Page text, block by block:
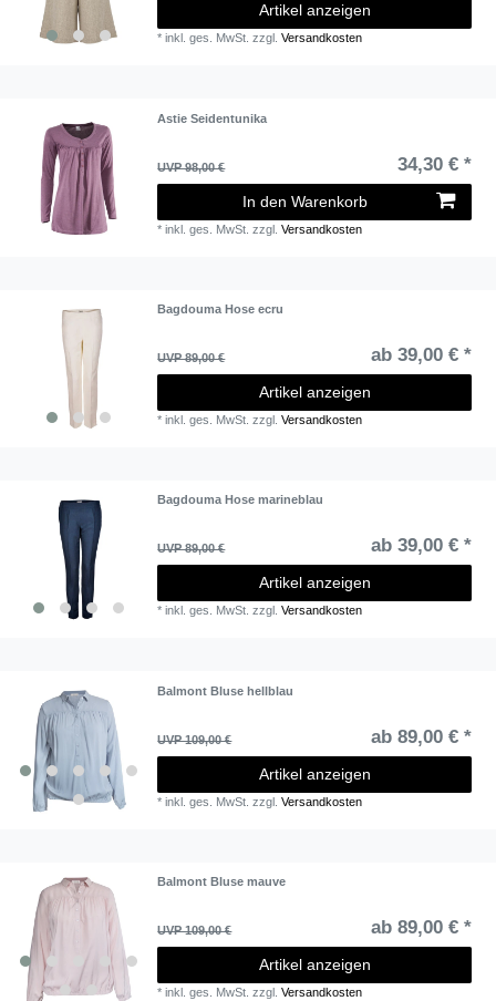
Artikel anzeigen
*inkl. ges. MwSt. zzgl.Versandkosten
Astie Seidentunika
UVP 98,00 € 34,30 € *
In den Warenkorb
*inkl. ges. MwSt. zzgl.Versandkosten
Bagdouma Hose ecru
UVP 89,00 € ab 39,00 € *
Artikel anzeigen
*inkl. ges. MwSt. zzgl.Versandkosten
Bagdouma Hose marineblau
UVP 89,00 € ab 39,00 € *
Artikel anzeigen
*inkl. ges. MwSt. zzgl.Versandkosten
Balmont Bluse hellblau
UVP 109,00 € ab 89,00 € *
Artikel anzeigen
*inkl. ges. MwSt. zzgl.Versandkosten
Balmont Bluse mauve
UVP 109,00 € ab 89,00 € *
Artikel anzeigen
*inkl. ges. MwSt. zzgl.Versandkosten